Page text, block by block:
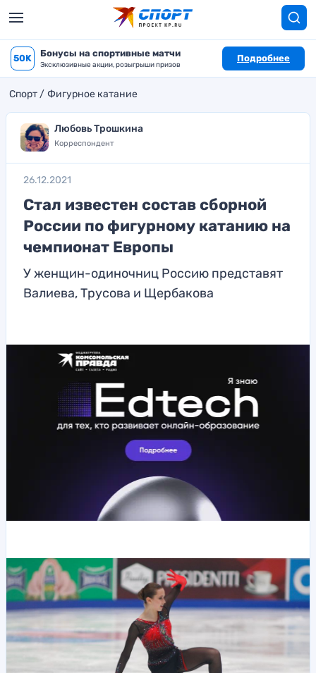
50K Бонусы на спортивные матчи
Эксклюзивные акции, розыгрыши призов
Подробнее
Спорт Фигурное катание
Любовь Трошкина
Корреспондент
26.12.2021
Стал известен состав сборной
России по фигурному катанию на
чемпионат Европы
У женщин-одиночниц Россию представят
Валиева, Трусова и Щербакова